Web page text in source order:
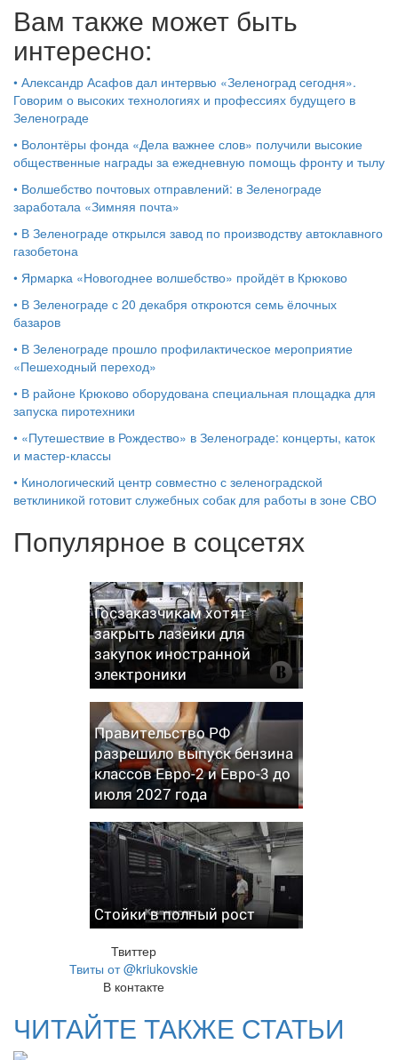
Вам также может быть
интересно:
• Александр Асафов дал интервью «Зеленоград сегодня».
Говорим о высоких технологиях и профессиях будущего в
Зеленограде
• Волонтёры фонда «Дела важнее слов» получили высокие
общественные награды за ежедневную помощь фронту и тылу
• Волшебство почтовых отправлений: в Зеленограде
заработала «Зимняя почта»
• В Зеленограде открылся завод по производству автоклавного
газобетона
• Ярмарка «Новогоднее волшебство» пройдёт в Крюково
• В Зеленограде с 20 декабря откроются семь ёлочных
базаров
• В Зеленограде прошло профилактическое мероприятие
«Пешеходный переход»
• В районе Крюково оборудована специальная площадка для
запуска пиротехники
• «Путешествие в Рождество» в Зеленограде: концерты, каток
и мастер‑классы
• Кинологический центр совместно с зеленоградской
ветклиникой готовит служебных собак для работы в зоне СВО
Популярное в соцсетях
Госзаказчикам хотят
закрыть лазейки для
закупок иностранной
электроники
Правительство РФ
разрешило выпуск бензина
классов Евро-2 и Евро-3 до
июля 2027 года
Стойки в полный рост
Твиттер
Твиты от @kriukovskie
В контакте
ЧИТАЙТЕ ТАКЖЕ СТАТЬИ